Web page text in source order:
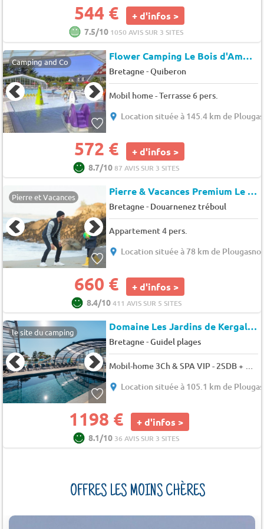
544 € + d'infos >
7.5/10 1050 AVIS SUR 3 SITES
Camping and Co Flower Camping Le Bois d'Amour
Bretagne-Quiberon
Mobil home - Terrasse 6 pers.
Location située à 145.4 km de
572 € + d'infos >
8.7/1087 AVIS SUR 3 SITES
Pierre et Vacances Pierre & Vacances Premium Le Coteau et la Mer
Bretagne- Douarnenez tréboul
Appartement 4 pers.
Location située à 78 km de
660 € + d'infos >
8.4/10411 AVIS SUR 5 SITES
le site du camping Domaine Les Jardins de Kergal
Bretagne-Guidel plages
Mobil-home 3Ch & SPA VIP - 2SDB + TV + LV 6 pers.
Location située à 105.1 km de
1198 € + d'infos >
8.1/10 36 AVIS SUR 3 SITES
OFFRES LES MOINS CHÈRES